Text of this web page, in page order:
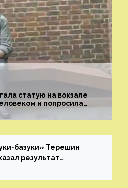
статую на вокзале
и попросила
базуки» Терешин
результат